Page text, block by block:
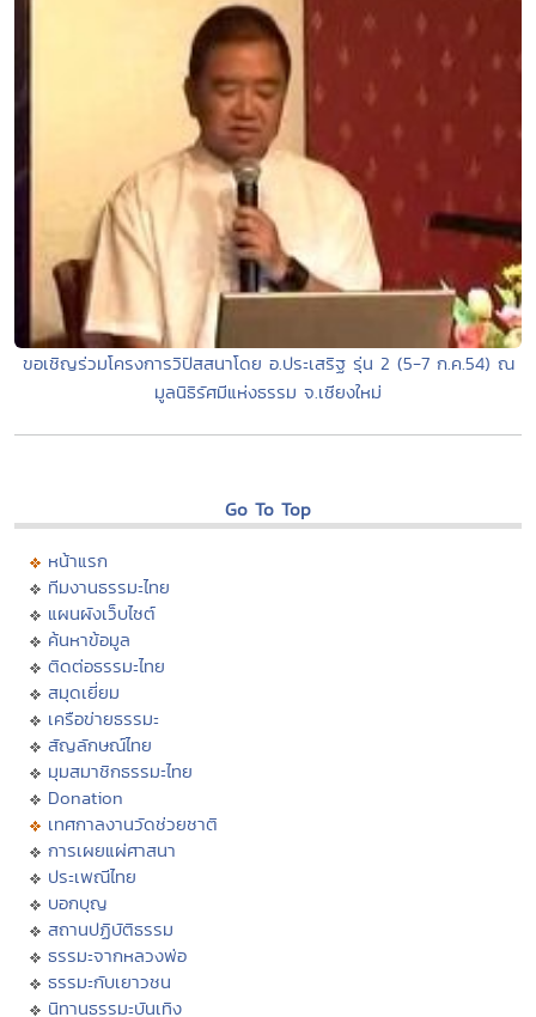
ขอเชิญร่วมโครงการวิปัสสนาโดย อ.ประเสริฐ รุ่น 2 (5-7 ก.ค.54) ณ
มูลนิธิรัศมีแห่งธรรม จ.เชียงใหม่
Go To Top
หน้าแรก
ทีมงานธรรมะไทย
แผนผังเว็บไซต์
ค้นหาข้อมูล
ติดต่อธรรมะไทย
สมุดเยี่ยม
เครือข่ายธรรมะ
สัญลักษณ์ไทย
มุมสมาชิกธรรมะไทย
Donation
เทศกาลงานวัดช่วยชาติ
การเผยแผ่ศาสนา
ประเพณีไทย
บอกบุญ
สถานปฏิบัติธรรม
ธรรมะจากหลวงพ่อ
ธรรมะกับเยาวชน
นิทานธรรมะบันเทิง